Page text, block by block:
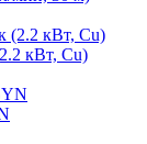
кВт, Cu)